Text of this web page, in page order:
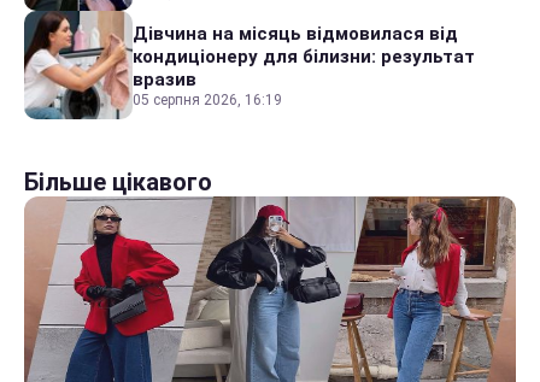
Дівчина на місяць відмовилася від
кондиціонеру для білизни: результат
вразив
05 серпня 2026, 16:19
Більше цікавого